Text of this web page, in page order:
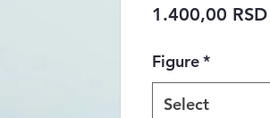
1.400,00 RSD
Figure*
Select